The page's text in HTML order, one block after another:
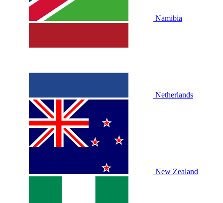
Namibia
Netherlands
New Zealand